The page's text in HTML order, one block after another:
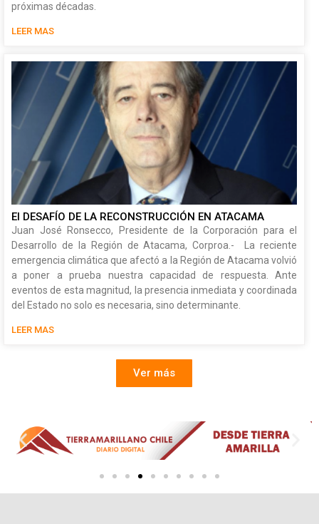
próximas décadas.
LEER MAS
El DESAFÍO DE LA RECONSTRUCCIÓN EN ATACAMA
Juan José Ronsecco, Presidente de la Corporación para el
Desarrollo de la Región de Atacama, Corproa.- La reciente
emergencia climática que afectó a la Región de Atacama volvió
a poner a prueba nuestra capacidad de respuesta. Ante
eventos de esta magnitud, la presencia inmediata y coordinada
del Estado no solo es necesaria, sino determinante.
LEER MAS
Ver más